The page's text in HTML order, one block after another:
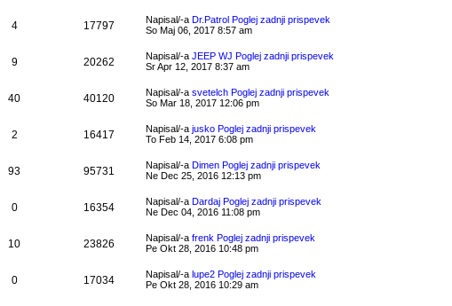
4 17797 Napisal/-a Dr.Patrol Poglej zadnji prispevek
So Maj 06, 2017 8:57 am
9 20262 Napisal/-a JEEP WJ Poglej zadnji prispevek
Sr Apr 12, 2017 8:37 am
40 40120 Napisal/-a svetelch Poglej zadnji prispevek
So Mar 18, 2017 12:06 pm
2 16417 Napisal/-a jusko Poglej zadnji prispevek
To Feb 14, 2017 6:08 pm
93 95731 Napisal/-a Dimen Poglej zadnji prispevek
Ne Dec 25, 2016 12:13 pm
0 16354 Napisal/-a Dardaj Poglej zadnji prispevek
Ne Dec 04, 2016 11:08 pm
10 23826 Napisal/-a frenk Poglej zadnji prispevek
Pe Okt 28, 2016 10:48 pm
0 17034 Napisal/-a lupe2 Poglej zadnji prispevek
Pe Okt 28, 2016 10:29 am